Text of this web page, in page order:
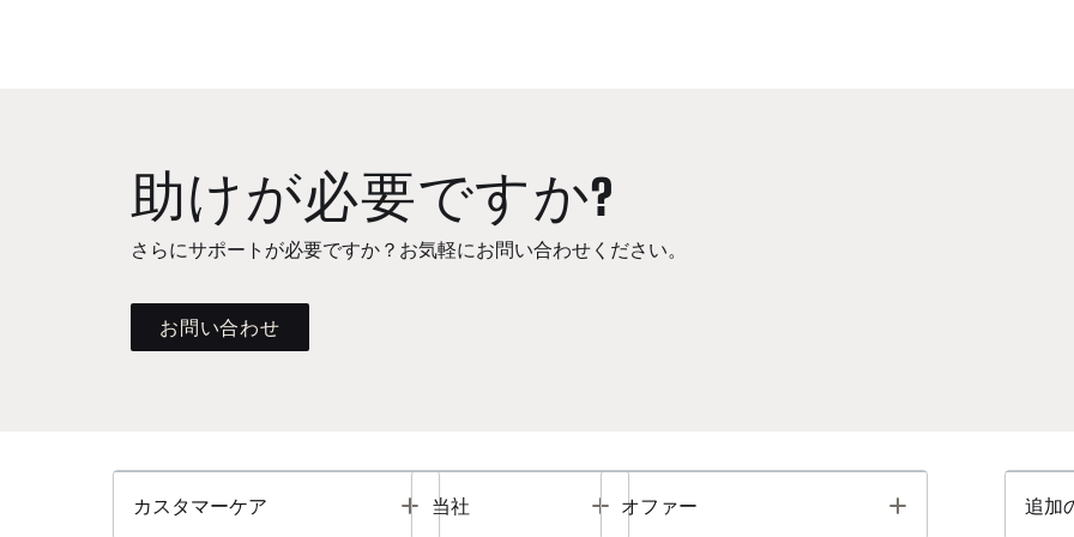
助けが必要ですか?
さらにサポートが必要ですか？お気軽にお問い合わせください。
お問い合わせ
カスタマーケア Toggle
当社 Toggle
オファー Toggle 追加